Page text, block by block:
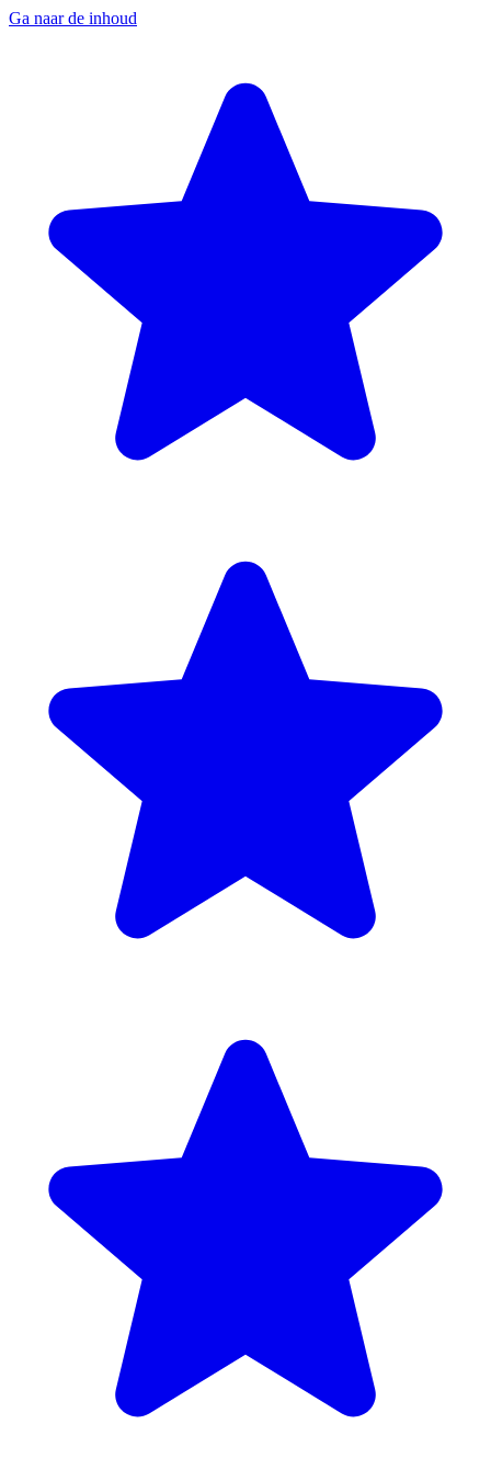
Ga naar de inhoud